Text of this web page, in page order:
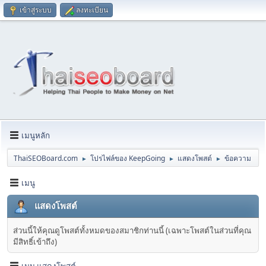
เข้าสู่ระบบ ลงทะเบียน
เมนูหลัก
ThaiSEOBoard.com ► โปรไฟล์ของ KeepGoing ► แสดงโพสต์ ► ข้อความ
เมนู
แสดงโพสต์
ส่วนนี้ให้คุณดูโพสต์ทั้งหมดของสมาชิกท่านนี้ (เฉพาะโพสต์ในส่วนที่คุณ
มีสิทธิ์เข้าถึง)